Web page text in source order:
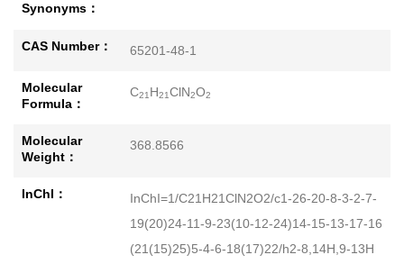
Synonyms：
CAS Number： 65201-48-1
Molecular
Formula：
C21 H21ClN2O2
Molecular
Weight：
368.8566
InChI：
InChI=1/C21H21ClN2O2/c1-26-20-8-3-2-7-
19(20)24-11-9-23(10-12-24)14-15-13-17-16
(21(15)25)5-4-6-18(17)22/h2-8,14H,9-13H